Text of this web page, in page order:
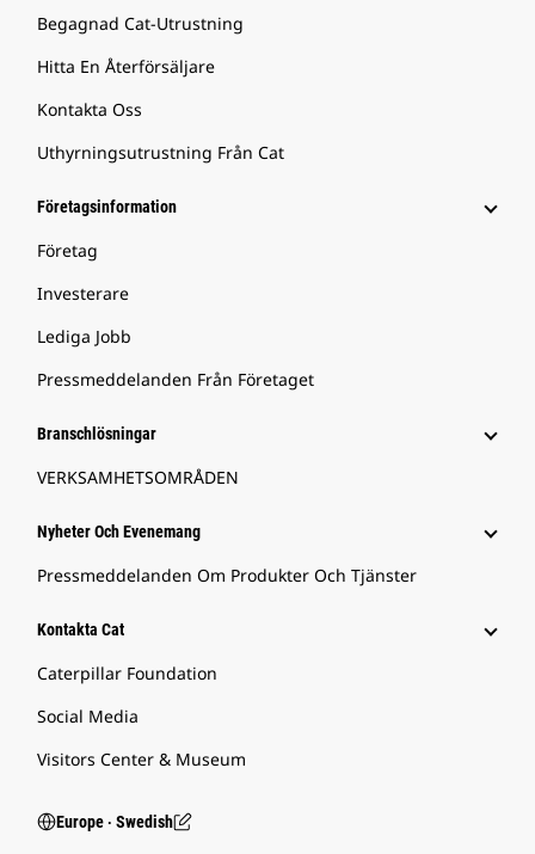
Begagnad Cat-Utrustning
Hitta En Återförsäljare
Kontakta Oss
Uthyrningsutrustning Från Cat
Företagsinformation
Företag
Investerare
Lediga Jobb
Pressmeddelanden Från Företaget
Branschlösningar
VERKSAMHETSOMRÅDEN
Nyheter Och Evenemang
Pressmeddelanden Om Produkter Och Tjänster
Kontakta Cat
Caterpillar Foundation
Social Media
Visitors Center & Museum
Europe ‧ Swedish